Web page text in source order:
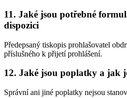
11. Jaké jsou potřebné
dispozici
Předepsaný tiskopis prohlašovatel
příslušného k přijetí prohlášení.
12. Jaké jsou poplatky a jak
Správní ani jiné poplatky nejsou